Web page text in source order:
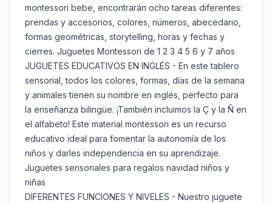
montessori bebe, encontrarán ocho tareas diferentes:
prendas y accesorios, colores, números, abecedario,
formas geométricas, storytelling, horas y fechas y
cierres. Juguetes Montessori de 1 2 3 4 5 6 y 7 años
JUGUETES EDUCATIVOS EN INGLÉS - En este tablero
sensorial, todos los colores, formas, días de la semana
y animales tienen su nombre en inglés, perfecto para
la enseñanza bilingüe. ¡También incluimos la Ç y la Ñ en
el alfabeto! Este material montessori es un recurso
educativo ideal para fomentar la autonomía de los
niños y darles independencia en su aprendizaje.
Juguetes sensoriales para regalos navidad niños y
niñas
DIFERENTES FUNCIONES Y NIVELES - Nuestro juguete